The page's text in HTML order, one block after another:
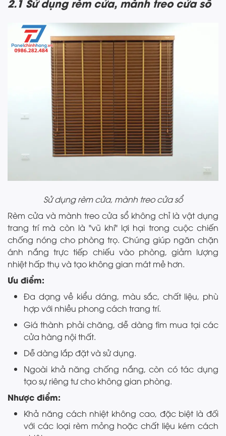
Sử dụng rèm cửa, mành treo cửa sổ
Rèm cửa và mành treo cửa sổ không chỉ là vật dụng
trang trí mà còn là "vũ khí" lợi hại trong cuộc chiến
chống nóng cho phòng trọ. Chúng giúp ngăn chặn
ánh nắng trực tiếp chiếu vào phòng, giảm lượng
nhiệt hấp thụ và tạo không gian mát mẻ hơn.
Ưu điểm:
Đa dạng về kiểu dáng, màu sắc, chất liệu, phù
hợp với nhiều phong cách trang trí.
Giá thành phải chăng, dễ dàng tìm mua tại các
cửa hàng nội thất.
Dễ dàng lắp đặt và sử dụng.
Ngoài khả năng chống nắng, còn có tác dụng
tạo sự riêng tư cho không gian phòng.
Nhược điểm:
Khả năng cách nhiệt không cao, đặc biệt là đối
với các loại rèm mỏng hoặc chất liệu kém cách